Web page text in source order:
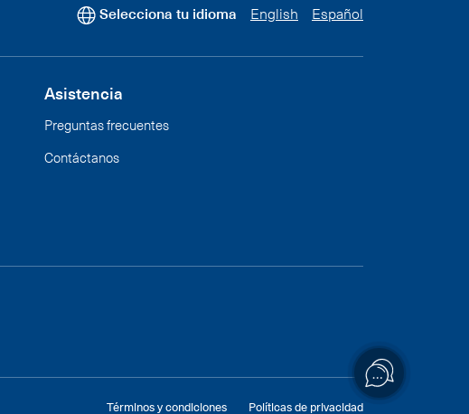
Selecciona tu idioma English Español
Asistencia
Preguntas frecuentes
Contáctanos
Términos y condiciones Políticas de privacidad